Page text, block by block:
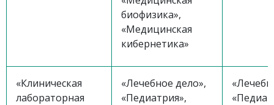
биофизика»,
«Медицинская
кибернетика»
«Клиническая
лабораторная
«Лечебное дело»,
«Педиатрия»,